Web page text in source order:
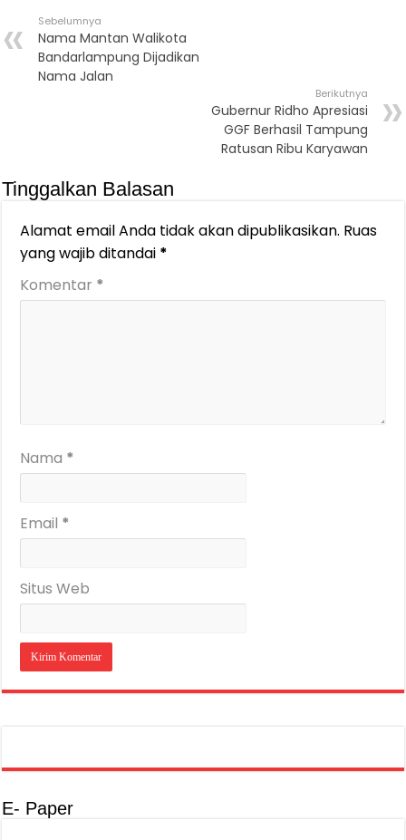
Sebelumnya
Nama Mantan Walikota
Bandarlampung Dijadikan
Nama Jalan
Berikutnya
Gubernur Ridho Apresiasi
GGF Berhasil Tampung
Ratusan Ribu Karyawan
Tinggalkan Balasan
Alamat email Anda tidak akan dipublikasikan. Ruas
yang wajib ditandai *
Komentar *
Nama *
Email *
Situs Web
E- Paper